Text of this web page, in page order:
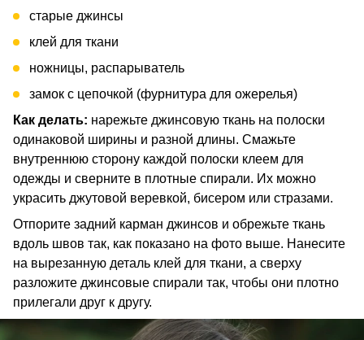
старые джинсы
клей для ткани
ножницы, распарыватель
замок с цепочкой (фурнитура для ожерелья)
Как делать: нарежьте джинсовую ткань на полоски
одинаковой ширины и разной длины. Смажьте
внутреннюю сторону каждой полоски клеем для
одежды и сверните в плотные спирали. Их можно
украсить джутовой веревкой, бисером или стразами.
Отпорите задний карман джинсов и обрежьте ткань
вдоль швов так, как показано на фото выше. Нанесите
на вырезанную деталь клей для ткани, а сверху
разложите джинсовые спирали так, чтобы они плотно
прилегали друг к другу.